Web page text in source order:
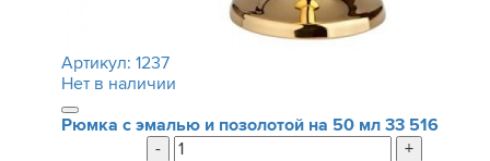
Артикул: 1237
Нет в наличии
Рюмка с эмалью и позолотой на 50 мл 33 516
-
+